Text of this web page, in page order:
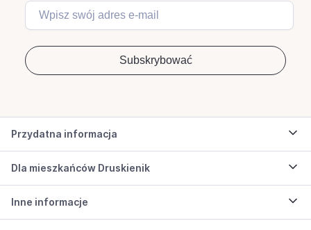
Przydatna informacja
Dla mieszkańców Druskienik
Inne informacje